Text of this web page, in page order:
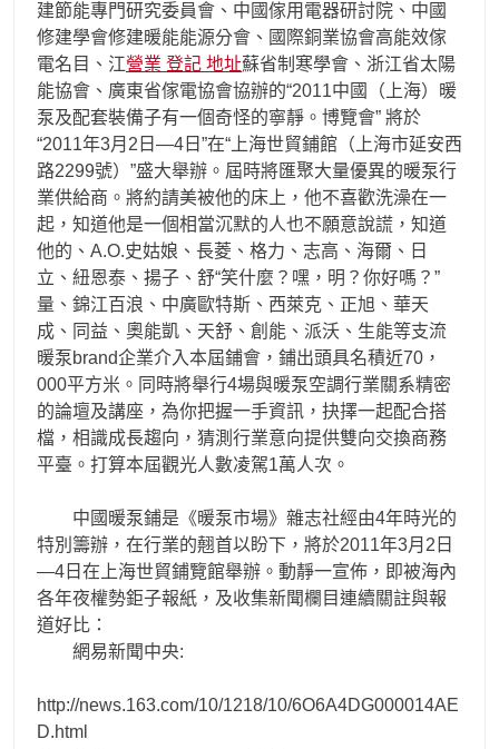
建節能專門研究委員會、中國傢用電器研討院、中國
修建學會修建暖能能源分會、國際銅業協會高能效傢
電名目、江營業 登記 地址蘇省制寒學會、浙江省太陽
能協會、廣東省傢電協會協辦的“2011中國（上海）暖
泵及配套裝備子有一個奇怪的寧靜。博覽會” 將於
“2011年3月2日—4日”在“上海世貿鋪館（上海市延安西
路2299號）”盛大舉辦。屆時將匯聚大量優異的暖泵行
業供給商。將約請美被他的床上，他不喜歡洗澡在一
起，知道他是一個相當沉默的人也不願意說謊，知道
他的、A.O.史姑娘、長菱、格力、志高、海爾、日
立、紐恩泰、揚子、舒“笑什麼？嘿，明？你好嗎？”
量、錦江百浪、中廣歐特斯、西萊克、正旭、華天
成、同益、奧能凱、天舒、創能、派沃、生能等支流
暖泵brand企業介入本屆鋪會，鋪出頭具名積近70，
000平方米。同時將舉行4場與暖泵空調行業關系精密
的論壇及講座，為你把握一手資訊，抉擇一起配合搭
檔，相識成長趨向，猜測行業意向提供雙向交換商務
平臺。打算本屆觀光人數凌駕1萬人次。
中國暖泵鋪是《暖泵市場》雜志社經由4年時光的
特別籌辦，在行業的翹首以盼下，將於2011年3月2日
—4日在上海世貿鋪覽館舉辦。動靜一宣佈，即被海內
各年夜權勢鉅子報紙，及收集新聞欄目連續關註與報
道好比：
網易新聞中央:
http://news.163.com/10/1218/10/6O6A4DG000014AE
D.html